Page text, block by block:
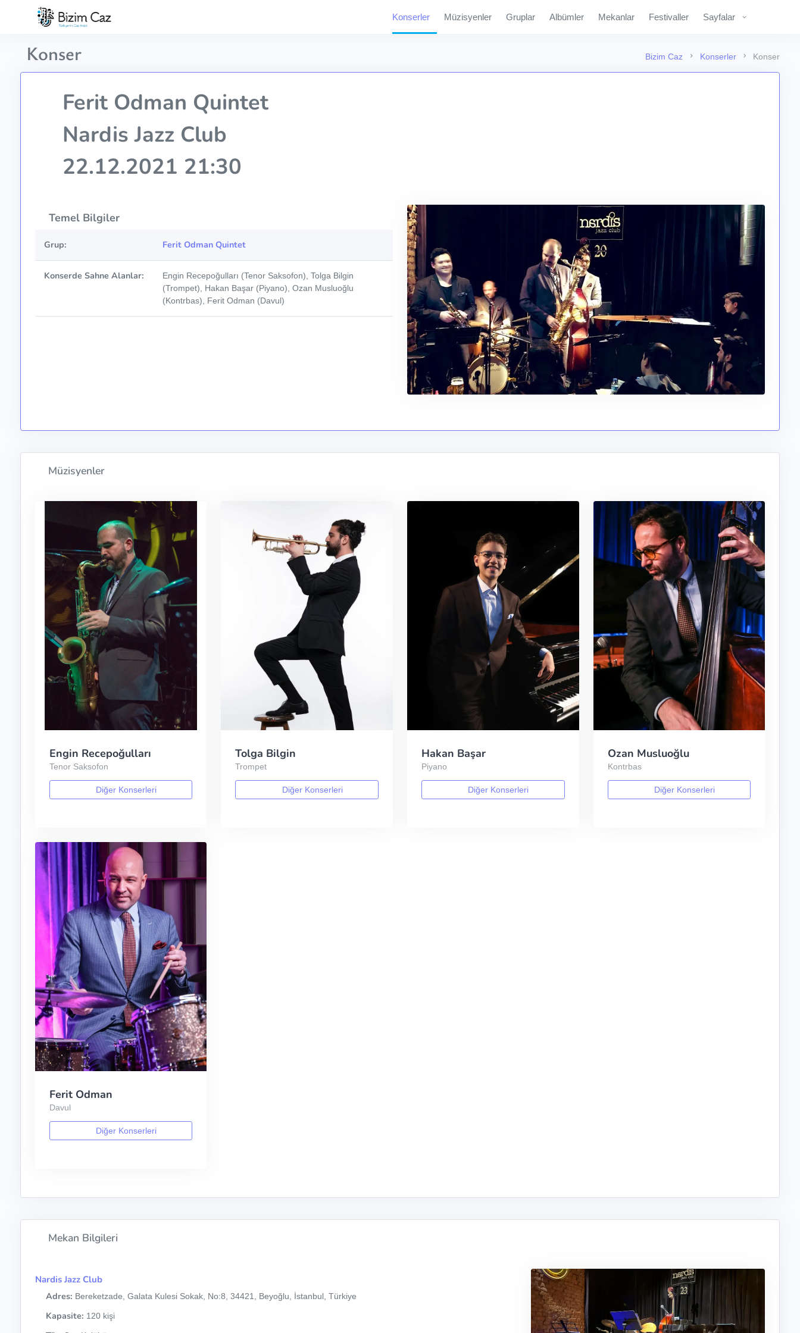
Konserler Müzisyenler Gruplar Albümler Mekanlar Festivaller Sayfalar
Bizim Caz Konserler Konser
Konser
Ferit Odman Quintet
Nardis Jazz Club
22.12.2021 21:30
Temel Bilgiler
Grup: Ferit Odman Quintet
Konserde Sahne Alanlar:
Engin Recepoğulları (Tenor Saksofon), Tolga Bilgin
(Trompet), Hakan Başar (Piyano), Ozan Musluoğlu
(Kontrbas), Ferit Odman (Davul)
Müzisyenler
Engin Recepoğulları
Tenor Saksofon
Diğer Konserleri
Tolga Bilgin
Trompet
Diğer Konserleri
Hakan Başar
Piyano
Diğer Konserleri
Ozan Musluoğlu
Kontrbas
Diğer Konserleri
Ferit Odman
Davul
Diğer Konserleri
Mekan Bilgileri
Nardis Jazz Club
Adres: Bereketzade, Galata Kulesi Sokak, No:8, 34421, Beyoğlu, İstanbul, Türkiye
Kapasite: 120 kişi